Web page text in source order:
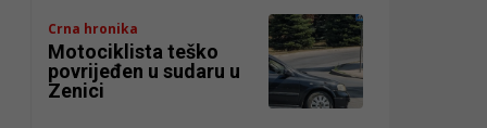
Crna hronika
Motociklista teško
povrijeđen u sudaru u
Zenici